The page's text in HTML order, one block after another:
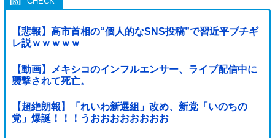
【悲報】高市首相の“個人的なSNS投稿”で習近平ブチギ
レ説ｗｗｗｗｗ
【動画】メキシコのインフルエンサー、ライブ配信中に
襲撃されて死亡。
【超絶朗報】「れいわ新選組」改め、新党「いのちの
党」爆誕！！！うおおおおおおおお